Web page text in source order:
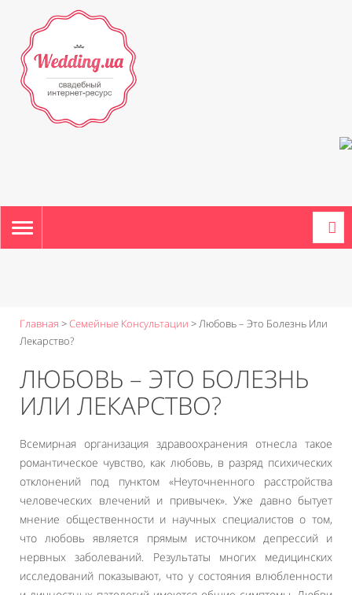
TOGGLE
NAVIGATION
Главная >Семейные Консультации >Любовь – Это Болезнь Или
Лекарство?
ЛЮБОВЬ – ЭТО БОЛЕЗНЬ
ИЛИ ЛЕКАРСТВО?
Всемирная организация здравоохранения отнесла такое
романтическое чувство, как любовь, в разряд психических
отклонений под пунктом «Неуточненного расстройства
человеческих влечений и привычек». Уже давно бытует
мнение общественности и научных специалистов о том,
что любовь является прямым источником депрессий и
нервных заболеваний. Результаты многих медицинских
исследований показывают, что у состояния влюбленности